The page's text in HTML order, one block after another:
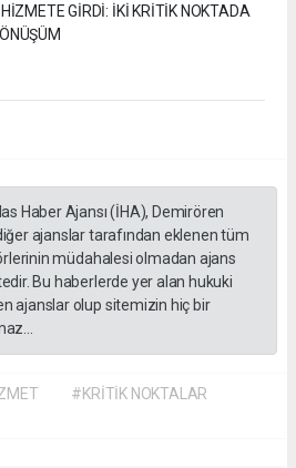
HİZMETE GİRDİ: İKİ KRİTİK NOKTADA
Haber Ajansı (İHA), Demirören
ajanslar tarafından eklenen tüm
müdahalesi olmadan ajans
Bu haberlerde yer alan hukuki
ajanslar olup sitemizin hiç bir
#KRİTİK NOKTALAR